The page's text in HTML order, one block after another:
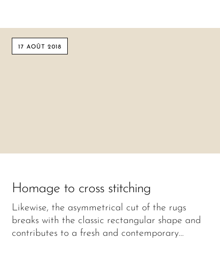
17 AOÛT 2018
Homage to cross stitching
Likewise, the asymmetrical cut of the rugs
breaks with the classic rectangular shape and
contributes to a fresh and contemporary…